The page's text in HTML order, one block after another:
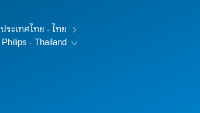
ประเทศไทย - ไทย
Philips - Thailand